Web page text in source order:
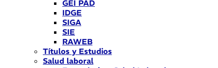
GEI PAD
IDGE
SIGA
SIE
RAWEB
Títulos y Estudios
Salud laboral